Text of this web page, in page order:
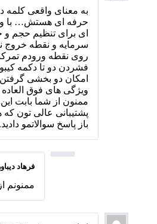
به معنای واقعی کلمه
حرفه ای هستش… با
ای برای تنظیم حجم
سرمایه و نقطه
روی نقطه ورودم
فشردن دو تا دکمه
امکان دو بخشی
ویژگی های فوق
ممنون از شما بابت
پشتیبانی عالی تون
باز پاسخ سوالاتمو دادید.
فرهاد دیباور
ممنونم